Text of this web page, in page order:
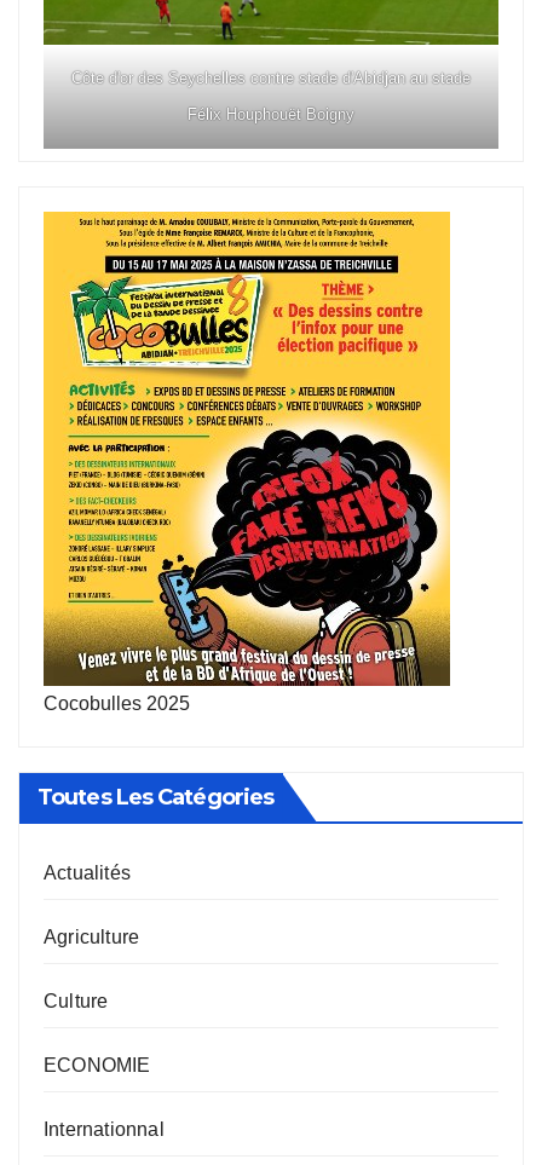
Côte d'or des Seychelles contre stade d'Abidjan au stade
Félix Houphouët Boigny
Cocobulles 2025
Toutes Les Catégories
Actualités
Agriculture
Culture
ECONOMIE
Internationnal